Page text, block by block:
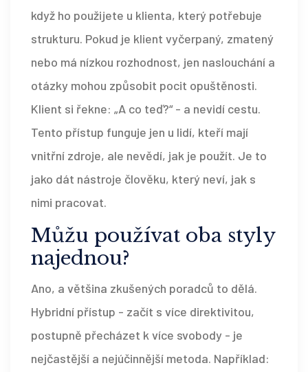
když ho použijete u klienta, který potřebuje
strukturu. Pokud je klient vyčerpaný, zmatený
nebo má nízkou rozhodnost, jen naslouchání a
otázky mohou způsobit pocit opuštěnosti.
Klient si řekne: „A co teď?“ - a nevidí cestu.
Tento přístup funguje jen u lidí, kteří mají
vnitřní zdroje, ale nevědí, jak je použít. Je to
jako dát nástroje člověku, který neví, jak s
nimi pracovat.
Můžu používat oba styly
najednou?
Ano, a většina zkušených poradců to dělá.
Hybridní přístup - začít s více direktivitou,
postupně přecházet k více svobody - je
nejčastější a nejúčinnější metoda. Například: